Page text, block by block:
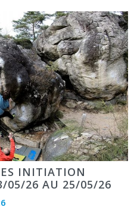
INITIATION
05/26 AU 25/05/26